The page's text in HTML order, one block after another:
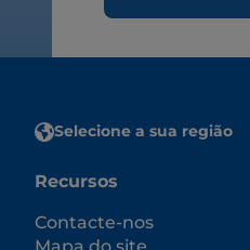
Selecione a sua região
Recursos
Contacte-nos